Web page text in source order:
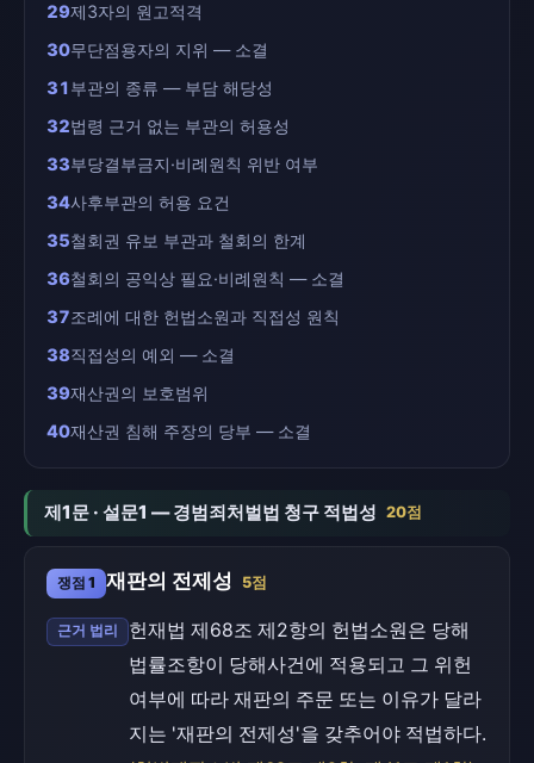
29제3자의 원고적격
30무단점용자의 지위 — 소결
31부관의 종류 — 부담 해당성
32법령 근거 없는 부관의 허용성
33부당결부금지·비례원칙 위반 여부
34사후부관의 허용 요건
35철회권 유보 부관과 철회의 한계
36철회의 공익상 필요·비례원칙 — 소결
37조례에 대한 헌법소원과 직접성 원칙
38직접성의 예외 — 소결
39재산권의 보호범위
40재산권 침해 주장의 당부 — 소결
제1문 · 설문1 — 경범죄처벌법 청구 적법성 20점
쟁점 1 재판의 전제성 5점
근거 법리
헌재법 제68조 제2항의 헌법소원은 당해
법률조항이 당해사건에 적용되고 그 위헌
여부에 따라 재판의 주문 또는 이유가 달라
지는 '재판의 전제성'을 갖추어야 적법하다.